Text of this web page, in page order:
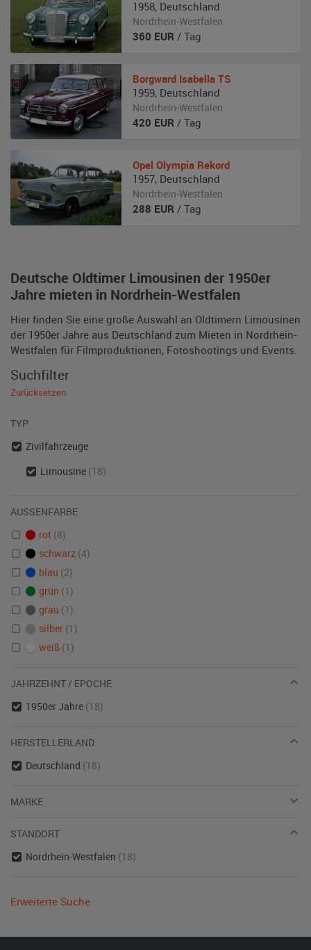
Deutsche Oldtimer Limousinen der 1950er
Jahre mieten in Nordrhein-Westfalen
Hier finden Sie eine große Auswahl an Oldtimern Limousinen
der 1950er Jahre aus Deutschland zum Mieten in Nordrhein-
Westfalen für Filmproduktionen, Fotoshootings und Events.
1958, Deutschland
Nordrhein-Westfalen
360 EUR / Tag
Borgward Isabella TS
1959, Deutschland
Nordrhein-Westfalen
420 EUR / Tag
Opel Olympia Rekord
1957, Deutschland
Nordrhein-Westfalen
288 EUR / Tag
Suchfilter
Zurücksetzen
TYP
Zivilfahrzeuge
Limousine (18)
AUSSENFARBE
rot (8)
schwarz (4)
blau (2)
grün (1)
grau (1)
silber (1)
weiß (1)
JAHRZEHNT / EPOCHE
1950er Jahre (18)
HERSTELLERLAND
Deutschland (18)
MARKE
STANDORT
Nordrhein-Westfalen (18)
Erweiterte Suche